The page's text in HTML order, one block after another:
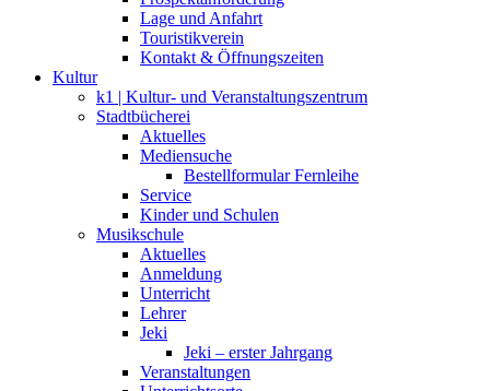
Lage und Anfahrt
Touristikverein
Kontakt & Öffnungszeiten
Kultur
k1 | Kultur- und Veranstaltungszentrum
Stadtbücherei
Aktuelles
Mediensuche
Bestellformular Fernleihe
Service
Kinder und Schulen
Musikschule
Aktuelles
Anmeldung
Unterricht
Lehrer
Jeki
Jeki – erster Jahrgang
Veranstaltungen